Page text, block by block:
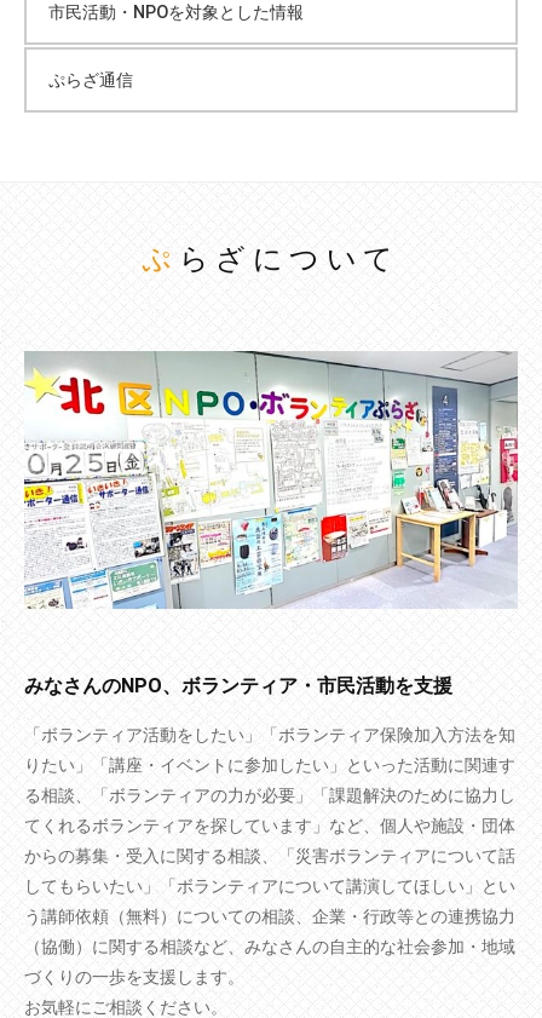
市民活動・NPOを対象とした情報
ぷらざ通信
ぷらざについて
みなさんのNPO、ボランティア・市民活動を支援
「ボランティア活動をしたい」「ボランティア保険加入方法を知
りたい」「講座・イベントに参加したい」といった活動に関連す
る相談、「ボランティアの力が必要」「課題解決のために協力し
てくれるボランティアを探しています」など、個人や施設・団体
からの募集・受入に関する相談、「災害ボランティアについて話
してもらいたい」「ボランティアについて講演してほしい」とい
う講師依頼（無料）についての相談、企業・行政等との連携協力
（協働）に関する相談など、みなさんの自主的な社会参加・地域
づくりの一歩を支援します。
お気軽にご相談ください。